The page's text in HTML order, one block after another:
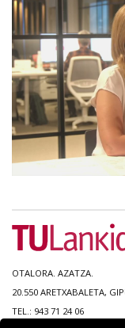
OTALORA. AZATZA.
20.550 ARETXABALETA,
TEL.: 943 71 24 06